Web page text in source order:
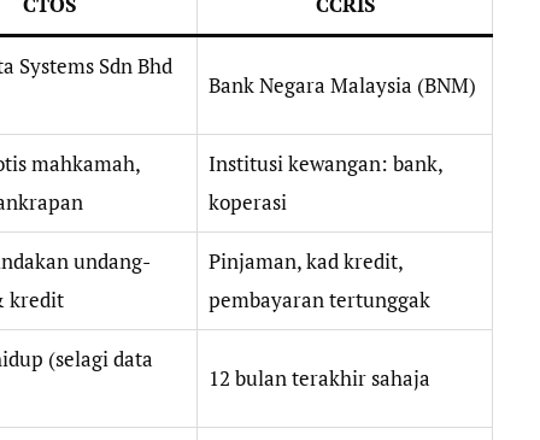
Systems Sdn Bhd
Bank Negara Malaysia (BNM)
mahkamah,
Institusi kewangan: bank,
koperasi
undang-
kredit
Pinjaman, kad kredit,
pembayaran tertunggak
(selagi data
12 bulan terakhir sahaja